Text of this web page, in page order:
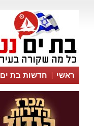
ראשי חדשות בת ים